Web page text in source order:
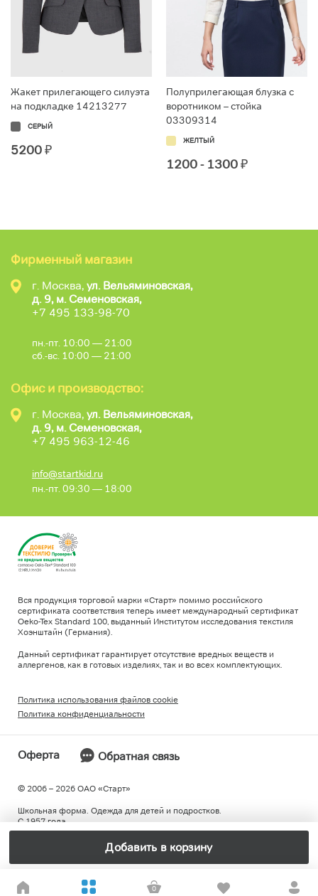
Добавить в корзину
Жакет прилегающего силуэта
на подкладке 14213277
СЕРЫЙ
5200₽
Полуприлегающая блузка с
воротником – стойка
03309314
ЖЕЛТЫЙ
1200 - 1300₽
Фирменный магазин
г. Москва, ул. Вельяминовская,
д. 9, м. Семеновская,
+7 495 133-98-70
пн.-пт. 10:00 — 21:00
сб.-вс. 10:00 — 21:00
Офис и производство:
г. Москва, ул. Вельяминовская,
д. 9, м. Семеновская,
+7 495 963-12-46
info@startkid.ru
пн.-пт. 09:30 — 18:00
© 2006 – 2026 ОAO «Старт»
Школьная форма. Одежда для детей и подростков.
С 1957 года.
Оферта Обратная связь
Вся продукция торговой марки «Старт» помимо российского
сертификата соответствия теперь имеет международный сертификат
Oeko-Tex Standard 100, выданный Институтом исследования текстиля
Хоэнштайн (Германия).
Данный сертификат гарантирует отсутствие вредных веществ и
аллергенов, как в готовых изделиях, так и во всех комплектующих.
Политика использования файлов cookie
Политика конфиденциальности
0